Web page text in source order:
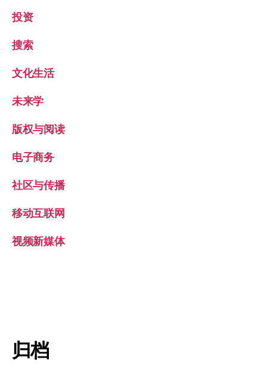
投资
搜索
文化生活
未来学
版权与阅读
电子商务
社区与传播
移动互联网
视频新媒体
归档